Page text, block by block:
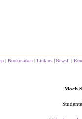
| Bookmarken | Link us | Newsl. |
Mach